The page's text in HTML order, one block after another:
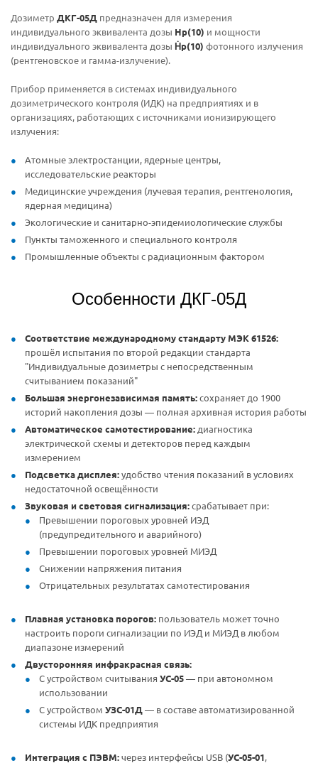
Дозиметр ДКГ-05Д предназначен для измерения
индивидуального эквивалента дозы Hp(10) и мощности
индивидуального эквивалента дозы Ḣp(10) фотонного излучения
(рентгеновское и гамма-излучение).
Прибор применяется в системах индивидуального
дозиметрического контроля (ИДК) на предприятиях и в
организациях, работающих с источниками ионизирующего
излучения:
Атомные электростанции, ядерные центры,
исследовательские реакторы
Медицинские учреждения (лучевая терапия, рентгенология,
ядерная медицина)
Экологические и санитарно-эпидемиологические службы
Пункты таможенного и специального контроля
Промышленные объекты с радиационным фактором
Особенности ДКГ-05Д
Соответствие международному стандарту МЭК 61526:
прошёл испытания по второй редакции стандарта
"Индивидуальные дозиметры с непосредственным
считыванием показаний"
Большая энергонезависимая память:сохраняет до 1900
историй накопления дозы — полная архивная история работы
Автоматическое самотестирование: диагностика
электрической схемы и детекторов перед каждым
измерением
Подсветка дисплея:удобство чтения показаний в условиях
недостаточной освещённости
Звуковая и световая сигнализация:срабатывает при:
Превышении пороговых уровней ИЭД
(предупредительного и аварийного)
Превышении пороговых уровней МИЭД
Снижении напряжения питания
Отрицательных результатах самотестирования
Плавная установка порогов: пользователь может точно
настроить пороги сигнализации по ИЭД и МИЭД в любом
диапазоне измерений
Двусторонняя инфракрасная связь:
С устройством считывания УС-05— при автономном
использовании
С устройством УЗС-01Д— в составе автоматизированной
системы ИДК предприятия
Интеграция с ПЭВМ:через интерфейсы USB (УС-05-01,